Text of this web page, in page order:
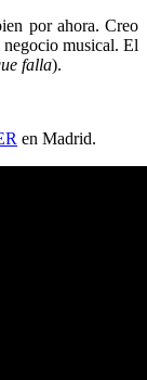
por ahora. Creo
negocio musical. El
falla).
en Madrid.